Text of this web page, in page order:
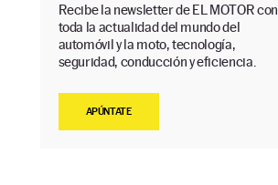
Recibe la newsletter de EL MOTOR con
toda la actualidad del mundo del
automóvil y la moto, tecnología,
seguridad, conducción y eficiencia.
APÚNTATE